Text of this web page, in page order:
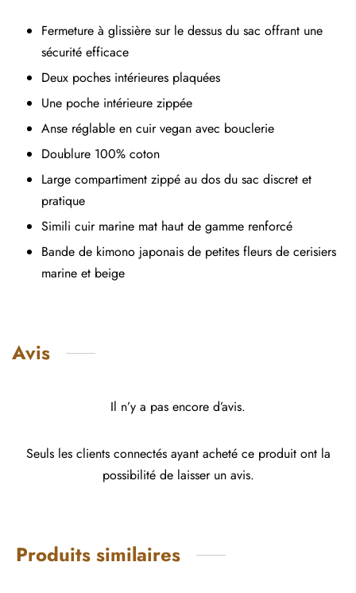
Fermeture à glissière sur le dessus du sac offrant une
sécurité efficace
Deux poches intérieures plaquées
Une poche intérieure zippée
Anse réglable en cuir vegan avec bouclerie
Doublure 100% coton
Large compartiment zippé au dos du sac discret et
pratique
Simili cuir marine mat haut de gamme renforcé
Bande de kimono japonais de petites fleurs de cerisiers
marine et beige
Avis
Il n’y a pas encore d’avis.
Seuls les clients connectés ayant acheté ce produit ont la
possibilité de laisser un avis.
Produits similaires